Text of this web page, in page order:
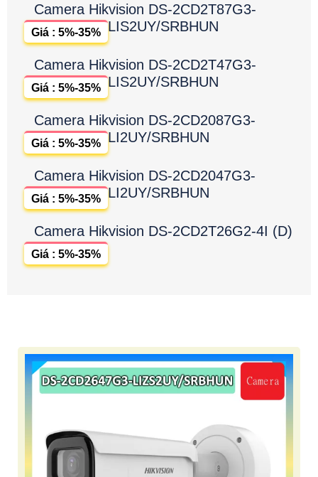
Camera Hikvision DS-2CD2T87G3-
LIS2UY/SRBHUN
Giá : 5%-35%
Camera Hikvision DS-2CD2T47G3-
LIS2UY/SRBHUN
Giá : 5%-35%
Camera Hikvision DS-2CD2087G3-
LI2UY/SRBHUN
Giá : 5%-35%
Camera Hikvision DS-2CD2047G3-
LI2UY/SRBHUN
Giá : 5%-35%
Camera Hikvision DS-2CD2T26G2-4I (D)
Giá : 5%-35%